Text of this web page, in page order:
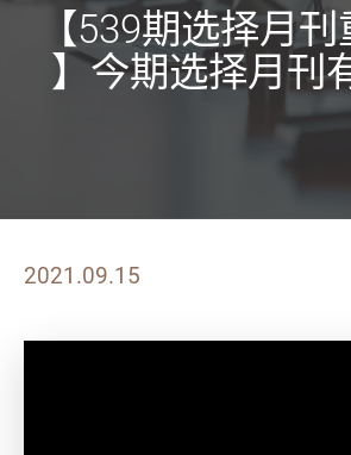
【539期选择月
】今期选择月刊
2021.09.15